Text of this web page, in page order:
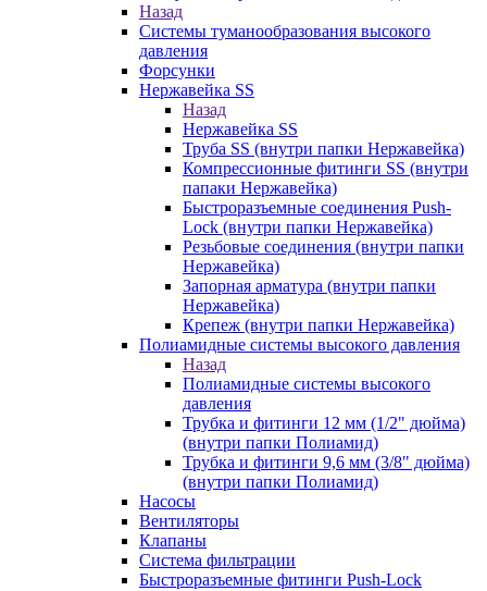
Назад
Системы туманообразования высокого
давления
Форсунки
Нержавейка SS
Назад
Нержавейка SS
Труба SS (внутри папки Нержавейка)
Компрессионные фитинги SS (внутри
папаки Нержавейка)
Быстроразъемные соединения Push-
Lock (внутри папки Нержавейка)
Резьбовые соединения (внутри папки
Нержавейка)
Запорная арматура (внутри папки
Нержавейка)
Крепеж (внутри папки Нержавейка)
Полиамидные системы высокого давления
Назад
Полиамидные системы высокого
давления
Трубка и фитинги 12 мм (1/2" дюйма)
(внутри папки Полиамид)
Трубка и фитинги 9,6 мм (3/8" дюйма)
(внутри папки Полиамид)
Насосы
Вентиляторы
Клапаны
Система фильтрации
Быстроразъемные фитинги Push-Lock